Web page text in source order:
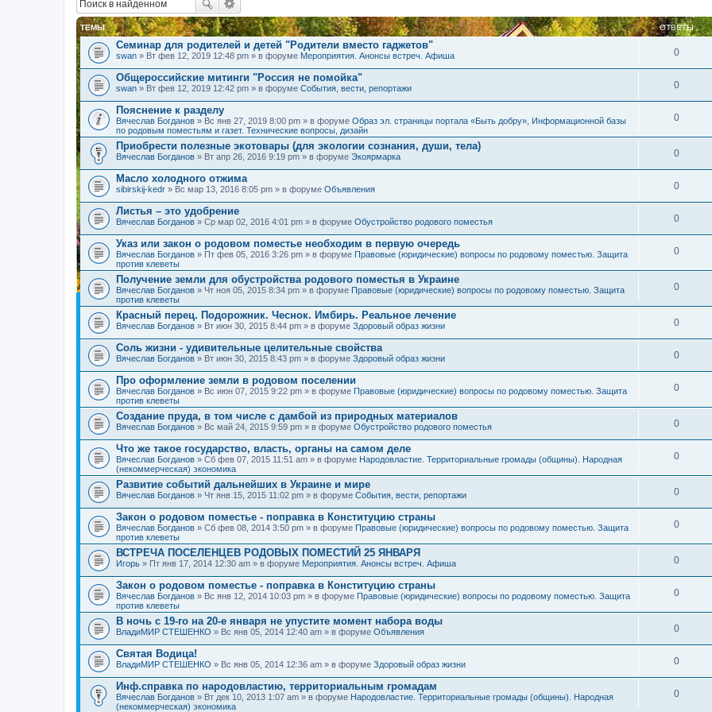
ТЕМЫ ОТВЕТЫ
Семинар для родителей и детей "Родители вместо гаджетов"
swan » Вт фев 12, 2019 12:48 pm » в форуме Мероприятия. Анонсы встреч. Афиша 0
Общероссийские митинги "Россия не помойка"
swan » Вт фев 12, 2019 12:42 pm » в форуме События, вести, репортажи 0
Пояснение к разделу
Вячеслав Богданов » Вс янв 27, 2019 8:00 pm » в форуме Образ эл. страницы портала «Быть добру», Информационной базы
по родовым поместьям и газет. Технические вопросы, дизайн
0
Приобрести полезные экотовары (для экологии сознания, души, тела)
Вячеслав Богданов » Вт апр 26, 2016 9:19 pm » в форуме Экоярмарка 0
Масло холодного отжима
sibirskij-kedr » Вс мар 13, 2016 8:05 pm » в форуме Объявления 0
Листья – это удобрение
Вячеслав Богданов » Ср мар 02, 2016 4:01 pm » в форуме Обустройство родового поместья 0
Указ или закон о родовом поместье необходим в первую очередь
Вячеслав Богданов » Пт фев 05, 2016 3:26 pm » в форуме Правовые (юридические) вопросы по родовому поместью. Защита
против клеветы
0
Получение земли для обустройства родового поместья в Украине
Вячеслав Богданов » Чт ноя 05, 2015 8:34 pm » в форуме Правовые (юридические) вопросы по родовому поместью. Защита
против клеветы
0
Красный перец. Подорожник. Чеснок. Имбирь. Реальное лечение
Вячеслав Богданов » Вт июн 30, 2015 8:44 pm » в форуме Здоровый образ жизни 0
Соль жизни - удивительные целительные свойства
Вячеслав Богданов » Вт июн 30, 2015 8:43 pm » в форуме Здоровый образ жизни 0
Про оформление земли в родовом поселении
Вячеслав Богданов » Вс июн 07, 2015 9:22 pm » в форуме Правовые (юридические) вопросы по родовому поместью. Защита
против клеветы
0
Создание пруда, в том числе с дамбой из природных материалов
Вячеслав Богданов » Вс май 24, 2015 9:59 pm » в форуме Обустройство родового поместья 0
Что же такое государство, власть, органы на самом деле
Вячеслав Богданов » Сб фев 07, 2015 11:51 am » в форуме Народовластие. Территориальные громады (общины). Народная
(некоммерческая) экономика
0
Развитие событий дальнейших в Украине и мире
Вячеслав Богданов » Чт янв 15, 2015 11:02 pm » в форуме События, вести, репортажи 0
Закон о родовом поместье - поправка в Конституцию страны
Вячеслав Богданов » Сб фев 08, 2014 3:50 pm » в форуме Правовые (юридические) вопросы по родовому поместью. Защита
против клеветы
0
ВСТРЕЧА ПОСЕЛЕНЦЕВ РОДОВЫХ ПОМЕСТИЙ 25 ЯНВАРЯ
Игорь » Пт янв 17, 2014 12:30 am » в форуме Мероприятия. Анонсы встреч. Афиша 0
Закон о родовом поместье - поправка в Конституцию страны
Вячеслав Богданов » Вс янв 12, 2014 10:03 pm » в форуме Правовые (юридические) вопросы по родовому поместью. Защита
против клеветы
0
В ночь с 19-го на 20-е января не упустите момент набора воды
ВладиМИР СТЕШЕНКО » Вс янв 05, 2014 12:40 am » в форуме Объявления 0
Святая Водица!
ВладиМИР СТЕШЕНКО » Вс янв 05, 2014 12:36 am » в форуме Здоровый образ жизни 0
Инф.справка по народовластию, территориальным громадам
Вячеслав Богданов » Вт дек 10, 2013 1:07 am » в форуме Народовластие. Территориальные громады (общины). Народная
(некоммерческая) экономика
0